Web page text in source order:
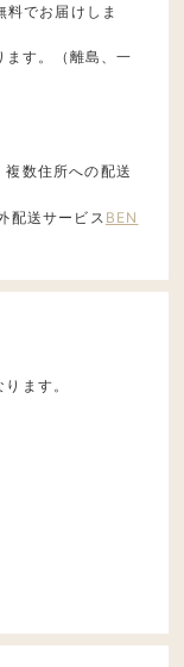
でお届けしま
す。（離島、一
数住所への配送
配送サービス BEN
ます。